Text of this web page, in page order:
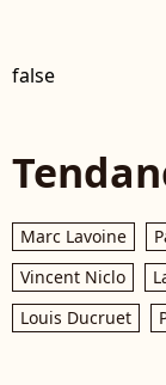
false
Marc Lavoine
Vincent Niclo
Louis Ducruet